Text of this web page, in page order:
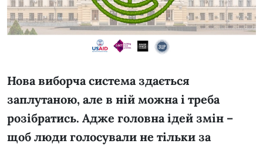
Нова виборча система здається
заплутаною, але в ній можна і треба
розібратись. Адже головна ідей змін –
щоб люди голосували не тільки за